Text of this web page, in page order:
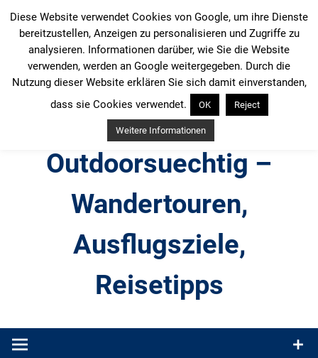
Inhalt
springen
Outdoorsuechtig –
Wandertouren,
Ausflugsziele,
Reisetipps
Produkttests und Buchrezensionen. Ein Blog für alle, die gern
Diese Website verwendet Cookies von Google, um ihre Dienste
bereitzustellen, Anzeigen zu personalisieren und Zugriffe zu
analysieren. Informationen darüber, wie Sie die Website
verwenden, werden an Google weitergegeben. Durch die
Nutzung dieser Website erklären Sie sich damit einverstanden,
dass sie Cookies verwendet.
OK Reject
Weitere Informationen